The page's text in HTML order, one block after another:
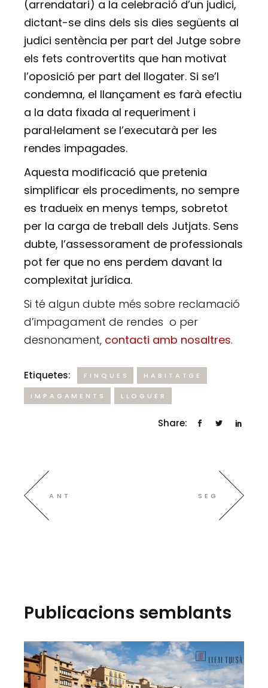
(arrendatari) a la celebració d’un judici,
dictant-se dins dels sis dies següents al
judici sentència per part del Jutge sobre
els fets controvertits que han motivat
l’oposició per part del llogater. Si se’l
condemna, el llançament es farà efectiu
a la data fixada al requeriment i
paral·lelament se l’executarà per les
rendes impagades.
Aquesta modificació que pretenia
simplificar els procediments, no sempre
es tradueix en menys temps, sobretot
per la carga de treball dels Jutjats. Sens
dubte, l’assessorament de professionals
pot fer que no ens perdem davant la
complexitat jurídica.
Si té algun dubte més sobre reclamació
d’impagament de rendes o per
desnonament, contacti amb nosaltres.
Etiquetes: FINQUES HABITATGE
IMPAGAMENTS LLOGUER
Share:
ANT SEG
Publicacions semblants